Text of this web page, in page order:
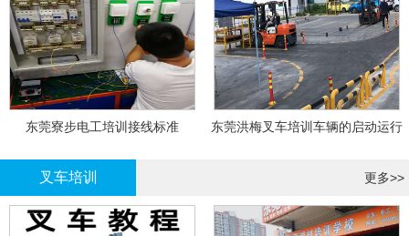
东莞寮步电工培训接线标准 东莞洪梅叉车培训车辆的启动运行
叉车培训 更多>>